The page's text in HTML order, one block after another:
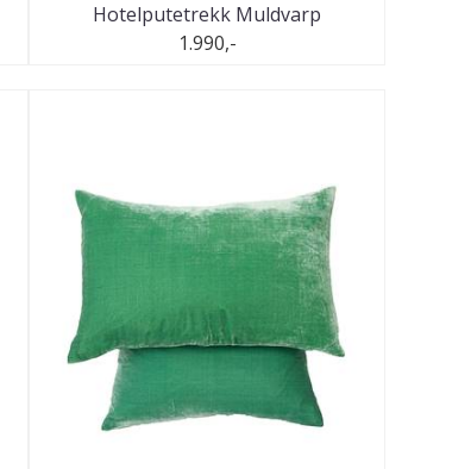
Hotelputetrekk Muldvarp
1.990,-